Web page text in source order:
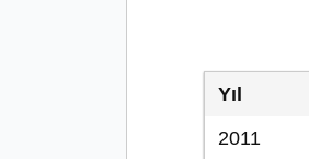
Yıl
2011